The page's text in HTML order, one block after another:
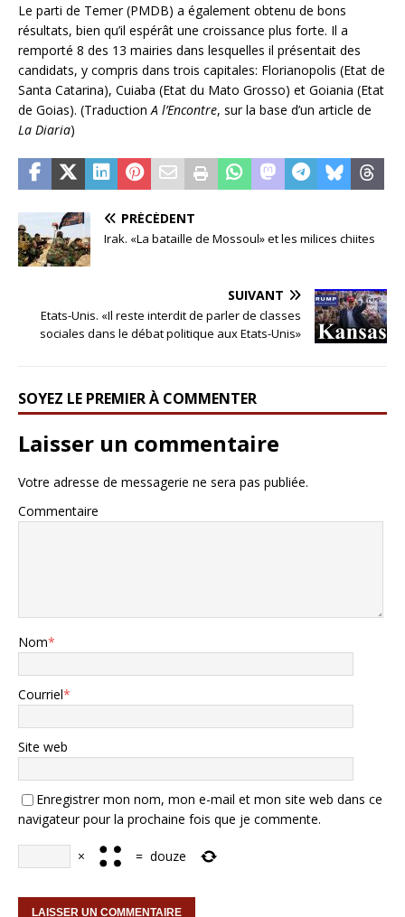
Le parti de Temer (PMDB) a également obtenu de bons
résultats, bien qu’il espérât une croissance plus forte. Il a
remporté 8 des 13 mairies dans lesquelles il présentait des
candidats, y compris dans trois capitales: Florianopolis (Etat de
Santa Catarina), Cuiaba (Etat du Mato Grosso) et Goiania (Etat
de Goias). (Traduction A l’Encontre, sur la base d’un article de
La Diaria)
PRÉCÉDENT
Irak. «La bataille de Mossoul» et les milices chiites
SUIVANT
Etats-Unis. «Il reste interdit de parler de classes
sociales dans le débat politique aux Etats-Unis»
SOYEZ LE PREMIER À COMMENTER
Laisser un commentaire
Votre adresse de messagerie ne sera pas publiée.
Commentaire
Nom*
Courriel*
Site web
Enregistrer mon nom, mon e-mail et mon site web dans ce
navigateur pour la prochaine fois que je commente.
× = douze